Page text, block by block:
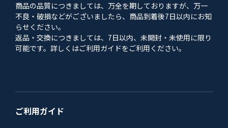
商品の品質につきましては、万全を期しておりますが、万一
不良・破損などがございましたら、商品到着後7日以内にお知
らせください。
返品・交換につきましては、7日以内、未開封・未使用に限り
可能です。詳しくはご利用ガイドをご利用ください。
ご利用ガイド